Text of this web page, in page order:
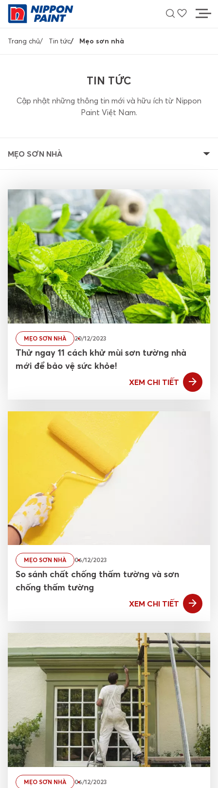
Nhảy
đến
dung
Về Nippon Paint
Tin tức
Tuyển dụng
Tiếng Việt
Khách hàng dự án
Breadcrumb
Trang chủ Tin tức Mẹo sơn nhà
TIN TỨC
Cập nhật những thông tin mới và hữu ích từ Nippon
Paint Việt Nam.
MẸO SƠN NHÀ
MẸO SƠN NHÀ 20/12/2023
Thử ngay 11 cách khử mùi sơn tường nhà
mới để bảo vệ sức khỏe!
XEM CHI TIẾT
MẸO SƠN NHÀ 06/12/2023
So sánh chất chống thấm tường và sơn
chống thấm tường
XEM CHI TIẾT
MẸO SƠN NHÀ 06/12/2023